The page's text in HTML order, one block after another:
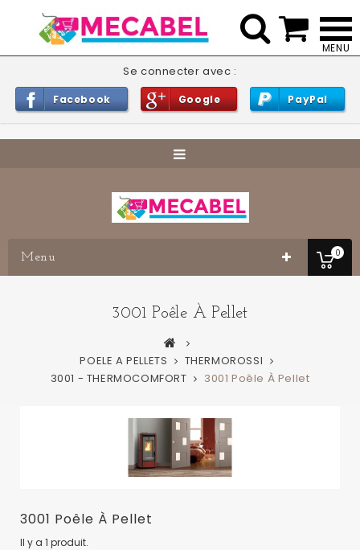
Se connecter avec :
Facebook Google PayPal
0
Menu
3001 Poêle À Pellet
POELE A PELLETS
THERMOROSSI
3001 - THERMOCOMFORT
3001 Poêle À Pellet
3001 Poêle À Pellet
Il y a 1 produit.
 